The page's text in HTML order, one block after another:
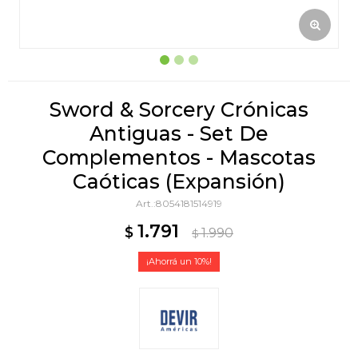
Sword & Sorcery Crónicas
Antiguas - Set De
Complementos - Mascotas
Caóticas (Expansión)
8054181514919
$ 1.791 $ 1.990
10